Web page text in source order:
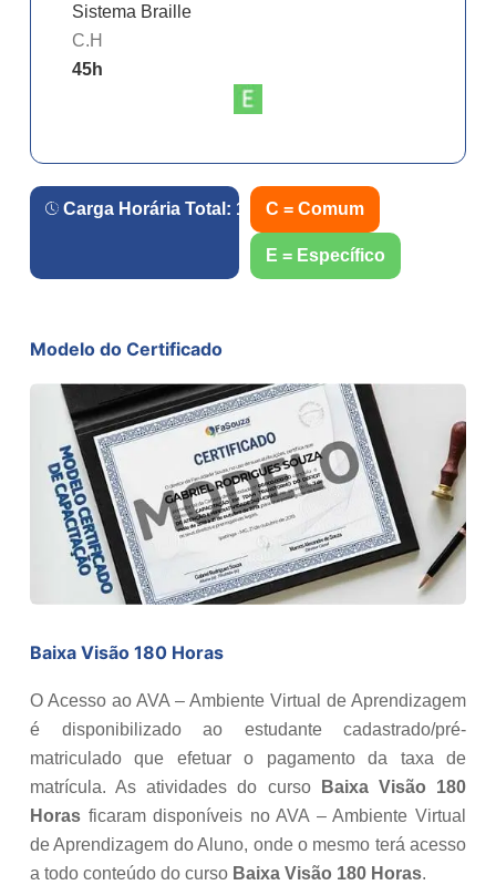
Sistema Braille
C.H
45h
Carga Horária Total: 180 h.
C = Comum
E = Específico
Modelo do Certificado
Baixa Visão 180 Horas
O Acesso ao AVA – Ambiente Virtual de Aprendizagem
é disponibilizado ao estudante cadastrado/pré-
matriculado que efetuar o pagamento da taxa de
matrícula. As atividades do curso
Baixa Visão 180
Horas ficaram disponíveis no AVA – Ambiente Virtual
de Aprendizagem do Aluno, onde o mesmo terá acesso
a todo conteúdo do curso Baixa Visão 180 Horas.